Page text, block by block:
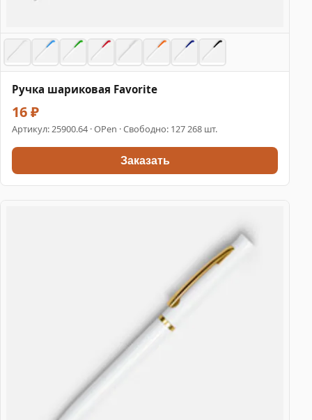
Ручка шариковая Favorite
16 ₽
Артикул:25900.64 · OPen · Свободно: 127 268 шт.
Заказать